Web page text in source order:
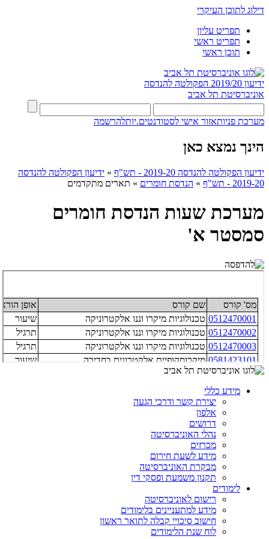
דילוג לתוכן העיקרי
תפריט עליון
תפריט ראשי
תוכן ראשי
ידיעון 2019/20
הפקולטה להנדסה
אוניברסיטת תל אביב
מערכת פניותאזור אישי לסטודנטים.יותלהרשמה
הינך נמצא כאן
ידיעון הפקולטה להנדסה 2019-20 - תש"ף » ידיעון הפקולטה להנדסה
2019-20 - תש"ף
» הנדסת חומרים » תארים מתקדמים
מערכת שעות הנדסת חומרים
סמסטר א'
מידע כללי
יצירת קשר ודרכי הגעה
אלפון
דרושים
נהלי האוניברסיטה
מכרזים
מידע לשעת חירום
מבקרת האוניברסיטה
תקנון משמעת ופסקי דין
לימודים
רישום לאוניברסיטה
מידע למתעניינים בלימודים
חישוב סיכויי קבלה לתואר ראשון
לוח שנת הלימודים